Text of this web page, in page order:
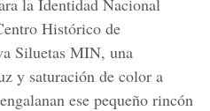
la Identidad Nacional
Histórico de
Siluetas MIN, una
y saturación de color a
ese pequeño rincón